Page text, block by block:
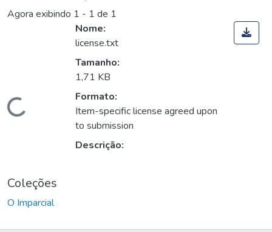
Agora exibindo 1 - 1 de 1
Carregando...
Nome:
license.txt
Tamanho:
1,71 KB
Formato:
Item-specific license agreed upon
to submission
Descrição:
Coleções
O Imparcial